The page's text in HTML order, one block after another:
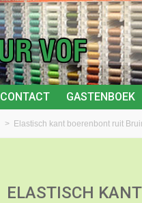
CONTACT GASTENBOEK
> Elastisch kant boerenbont ruit
ELASTISCH